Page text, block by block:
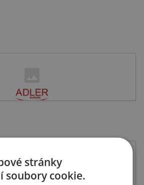
Katalogy
stránky
soubory cookie.